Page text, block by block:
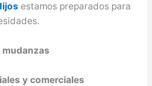
estamos preparados para
y comerciales